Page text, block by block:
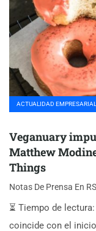
ACTUALIDAD EMPRESARIAL
Veganuary
Matthew
Things
Notas De Prensa En
⏳ Tiempo de
coincide con el